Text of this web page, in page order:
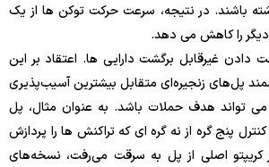
باشند. در نتیجه، سرعت حرکت توکن ها از یک
را کاهش می دهد.
غیرقابل برگشت دارایی ها. اعتقاد بر این
پل‌های زنجیره‌ای متقابل بیشترین آسیب‌پذیری
می تواند هدف حملات باشد. به عنوان مثال، پل
پنج گره از نه گره ای که تراکنش ها را پردازش
اصلی از پل به سرقت می‌رفت، نسخه‌های